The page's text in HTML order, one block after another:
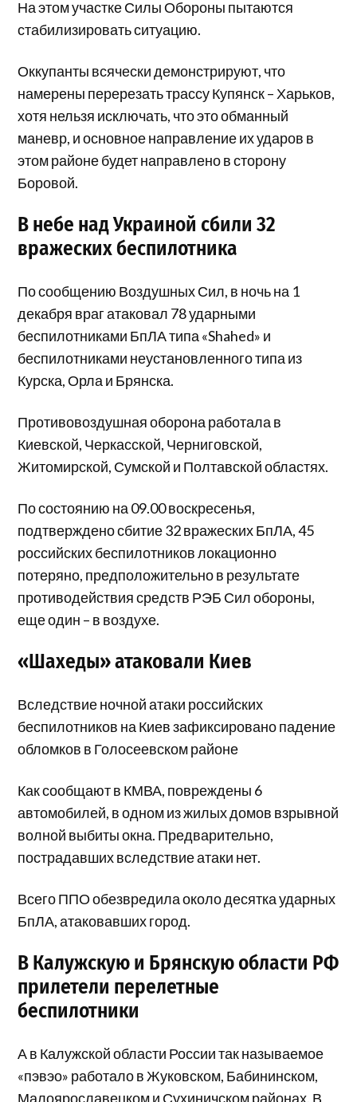
На этом участке Силы Обороны пытаются
стабилизировать ситуацию.
Оккупанты всячески демонстрируют, что
намерены перерезать трассу Купянск – Харьков,
хотя нельзя исключать, что это обманный
маневр, и основное направление их ударов в
этом районе будет направлено в сторону
Боровой.
В небе над Украиной сбили 32
вражеских беспилотника
По сообщению Воздушных Сил, в ночь на 1
декабря враг атаковал 78 ударными
беспилотниками БпЛА типа «Shahed» и
беспилотниками неустановленного типа из
Курска, Орла и Брянска.
Противовоздушная оборона работала в
Киевской, Черкасской, Черниговской,
Житомирской, Сумской и Полтавской областях.
По состоянию на 09.00 воскресенья,
подтверждено сбитие 32 вражеских БпЛА, 45
российских беспилотников локационно
потеряно, предположительно в результате
противодействия средств РЭБ Сил обороны,
еще один – в воздухе.
«Шахеды» атаковали Киев
Вследствие ночной атаки российских
беспилотников на Киев зафиксировано падение
обломков в Голосеевском районе
Как сообщают в КМВА, повреждены 6
автомобилей, в одном из жилых домов взрывной
волной выбиты окна. Предварительно,
пострадавших вследствие атаки нет.
Всего ППО обезвредила около десятка ударных
БпЛА, атаковавших город.
В Калужскую и Брянскую области РФ
прилетели перелетные
беспилотники
А в Калужской области России так называемое
«пэвэо» работало в Жуковском, Бабининском,
Малоярославецком и Сухиничском районах. В